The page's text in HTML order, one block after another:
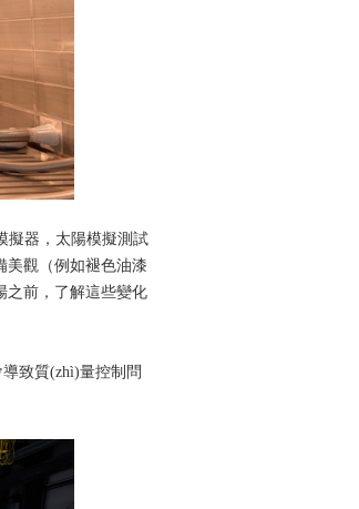
器，太陽模擬測試
備美觀（例如褪色油漆
，了解這些變化
致質(zhì)量控制問